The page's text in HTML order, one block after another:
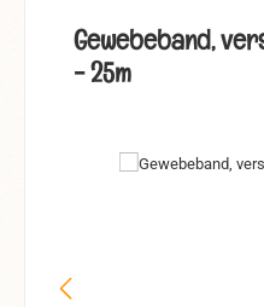
Gewebeband,
- 25m
Bildergalerie überspringen